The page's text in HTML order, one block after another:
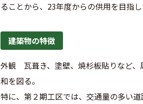
ることから、23年度からの供用を目指
建築物の特徴
外観 瓦葺き、塗壁、焼杉板貼りなど、
和を図る。
特に、第２期工区では、交通量の多い